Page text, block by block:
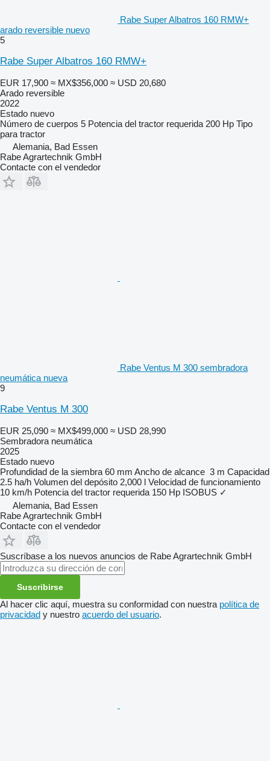
Rabe Super Albatros 160 RMW+
arado reversible nuevo
5
Rabe Super Albatros 160 RMW+
EUR 17,900 ≈ MX$356,000 ≈ USD 20,680
Arado reversible
2022
Estado nuevo
Número de cuerpos 5 Potencia del tractor requerida 200 Hp Tipo
para tractor
Alemania, Bad Essen
Rabe Agrartechnik GmbH
Contacte con el vendedor
Rabe Ventus M 300 sembradora
neumática nueva
9
Rabe Ventus M 300
EUR 25,090 ≈ MX$499,000 ≈ USD 28,990
Sembradora neumática
2025
Estado nuevo
Profundidad de la siembra 60 mm Ancho de alcance 3 m Capacidad
2.5 ha/h Volumen del depósito 2,000 l Velocidad de funcionamiento
10 km/h Potencia del tractor requerida 150 Hp ISOBUS ✓
Alemania, Bad Essen
Rabe Agrartechnik GmbH
Contacte con el vendedor
Suscríbase a los nuevos anuncios de Rabe Agrartechnik GmbH
Suscribirse
Al hacer clic aquí, muestra su conformidad con nuestra política de
privacidad y nuestro acuerdo del usuario.